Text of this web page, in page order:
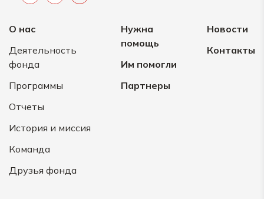
100 ₽
1000 ₽
100 ₽
О нас
Деятельность
фонда
Программы
Отчеты
История и миссия
Команда
Друзья фонда
Нужна
помощь
Им помогли
Партнеры
Новости
Контакты